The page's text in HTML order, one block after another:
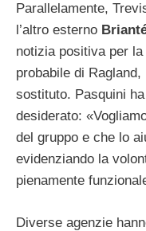
Parallelamente,
l’altro esterno
notizia positiva per la
probabile di
sostituto. Pasquini
desiderato:
del gruppo e che lo
evidenziando la
pienamente
Diverse agenzie